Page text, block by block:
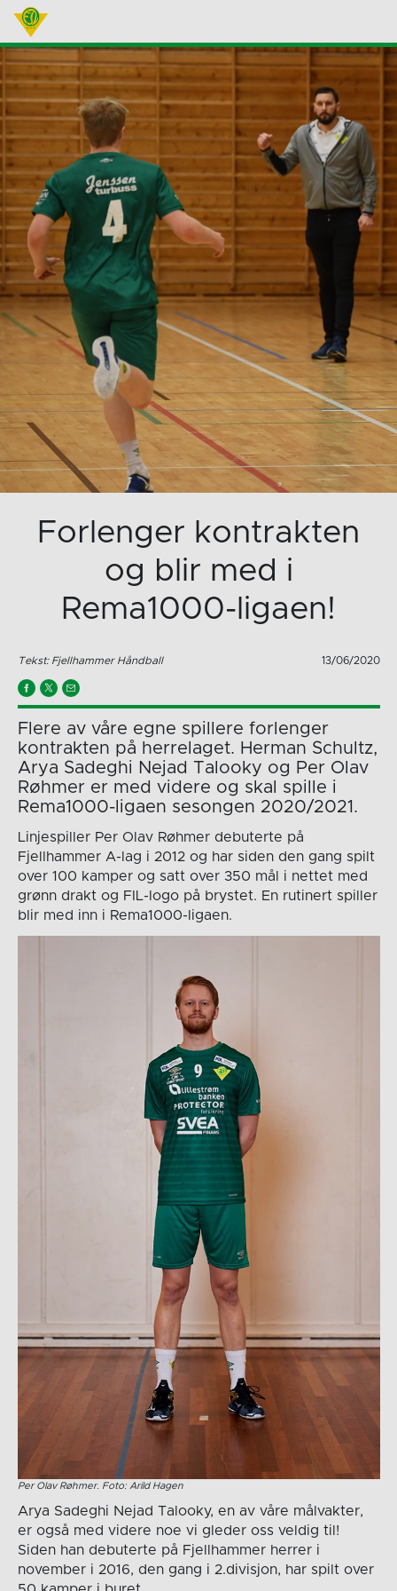
Forlenger kontrakten
og blir med i
Rema1000-ligaen!
Tekst: Fjellhammer Håndball 13/06/2020
Flere av våre egne spillere forlenger
kontrakten på herrelaget. Herman Schultz,
Arya Sadeghi Nejad Talooky og Per Olav
Røhmer er med videre og skal spille i
Rema1000-ligaen sesongen 2020/2021.
Linjespiller Per Olav Røhmer debuterte på
Fjellhammer A-lag i 2012 og har siden den gang spilt
over 100 kamper og satt over 350 mål i nettet med
grønn drakt og FIL-logo på brystet. En rutinert spiller
blir med inn i Rema1000-ligaen.
Per Olav Røhmer. Foto: Arild Hagen
Arya Sadeghi Nejad Talooky, en av våre målvakter,
er også med videre noe vi gleder oss veldig til!
Siden han debuterte på Fjellhammer herrer i
november i 2016, den gang i 2.divisjon, har spilt over